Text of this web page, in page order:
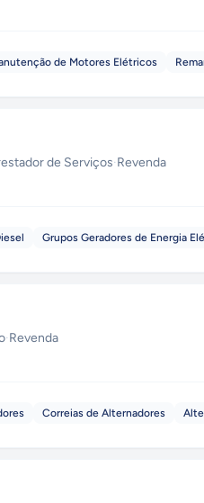
de Motores Elétricos
de Serviços·Revenda
Grupos Geradores de Energia
·Revenda
Correias de Alternadores